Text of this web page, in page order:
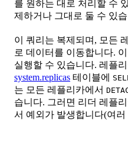
를 원하는 대로 처리할 수
제하거나 그대로 둘 수 있
이 쿼리는 복제되며, 모든
로 데이터를 이동합니다.
실행할 수 있습니다. 레플
system.replicas 테이블에
는 모든 레플리카에서
습니다. 그러면 리더 레플
서 예외가 발생합니다(여